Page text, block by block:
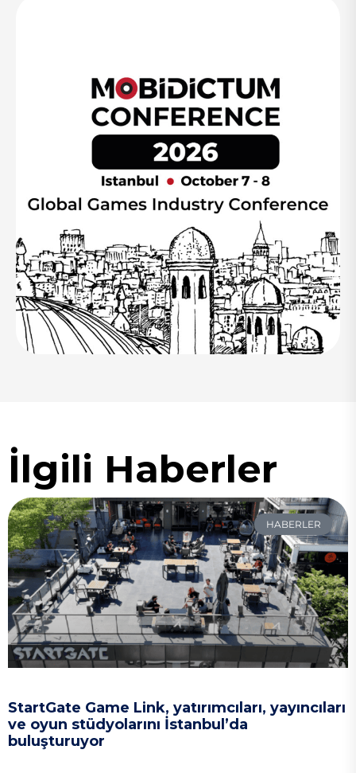
İlgili Haberler
HABERLER
StartGate Game Link, yatırımcıları, yayıncıları
ve oyun stüdyolarını İstanbul’da
buluşturuyor